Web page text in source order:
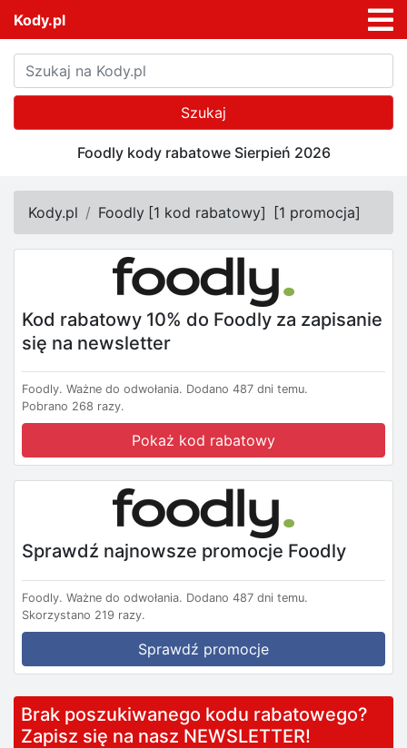
Kody.pl
Szukaj
Foodly kody rabatowe Sierpień 2026
Kody.pl Foodly [1 kod rabatowy] [1 promocja]
Kod rabatowy 10% do Foodly za zapisanie
się na newsletter
Foodly. Ważne do odwołania. Dodano 487 dni temu.
Pobrano 268 razy.
Pokaż kod rabatowy
Sprawdź najnowsze promocje Foodly
Foodly. Ważne do odwołania. Dodano 487 dni temu.
Skorzystano 219 razy.
Sprawdź promocje
Brak poszukiwanego kodu rabatowego?
Zapisz się na nasz NEWSLETTER!